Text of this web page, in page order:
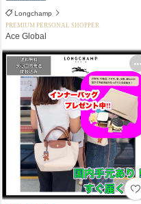
Longchamp
PREMIUM PERSONAL SHOPPER
Ace Global